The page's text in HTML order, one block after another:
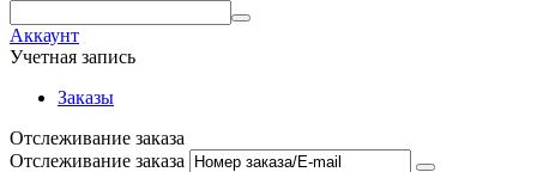
Аккаунт
Учетная запись
Заказы
Отслеживание заказа
Отслеживание заказа